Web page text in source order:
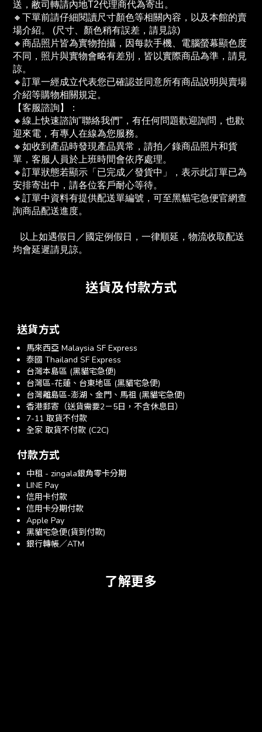
送，敝司轉請內地T2代理商代為寄出。
🔸下單前請仔細閱讀尺寸顏色等相關內容，以及本館的賣
場介紹。 (尺寸、顏色稍有誤差，請見諒)
🔸商品照片皆為實物拍攝，因每款手機、電腦螢幕顯色度
不同，照片與實物會略有差別，皆以實際商品為準，請見
諒。
🔸訂單一經成立代表您已確認並同意所有商品說明與賣場
介紹等購物相關規定。
【客服諮詢】：
🔸線上快速諮詢"聯絡我們"，有任何問題歡迎詢問，也歡
迎來電，有專人在線為您服務。
🔸如收到產品時發現產品異常，請拍／錄商品照片和貨
單，客服人員於上班時間會依序處理。
🔸訂單狀態若顯示「已完成／發貨中」，表示此訂單已為
安排寄出中，請各位客戶耐心等待。
🔸訂單中資料有提供配送單編號，可至黑貓宅急便官網查
詢商品配送進度。
均會延遲請見諒。
送貨及付款方式
送貨方式
馬來西亞 Malaysia SF Express
泰國 Thailand SF Express
台灣本島區 (黑貓宅急便)
台灣區-花蓮、台東地區 (黑貓宅急便)
台灣離島區-澎湖、金門、馬祖 (黑貓宅急便)
香港郵寄（送貨需要2－5日，不含休息日）
7-11 取貨不付款
全家 取貨不付款 (C2C)
付款方式
中租 - zingala銀角零卡分期
LINE Pay
信用卡付款
信用卡分期付款
Apple Pay
黑貓宅急便(貨到付款)
銀行轉帳／ATM
了解更多